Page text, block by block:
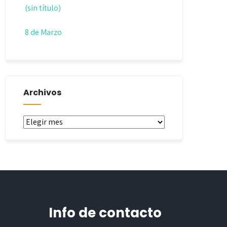
(sin título)
8 de Marzo
Archivos
Archivos
Info de contacto